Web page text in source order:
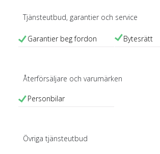
Tjänsteutbud, garantier och service
Garantier beg fordon Bytesrätt
Återförsäljare och varumärken
Personbilar
Övriga tjänsteutbud